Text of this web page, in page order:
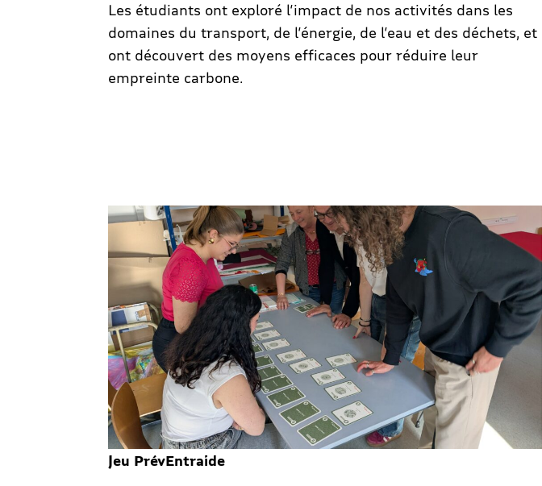
Les étudiants ont exploré l’impact de nos activités dans les
domaines du transport, de l’énergie, de l’eau et des déchets, et
ont découvert des moyens efficaces pour réduire leur
empreinte carbone.
Jeu PrévEntraide